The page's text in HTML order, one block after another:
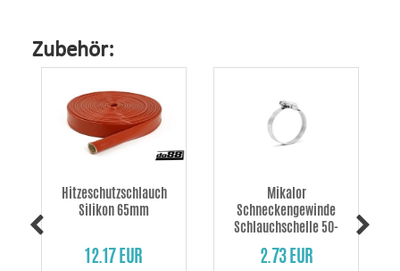
Zubehör:
Hitzeschutzschlauch
Silikon 65mm
12.17 EUR
Mikalor
Schneckengewinde
Schlauchschelle 50-
70mm/12mm Edelstahl
W3
2.73 EUR